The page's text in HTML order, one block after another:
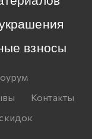
взносы
Контакты